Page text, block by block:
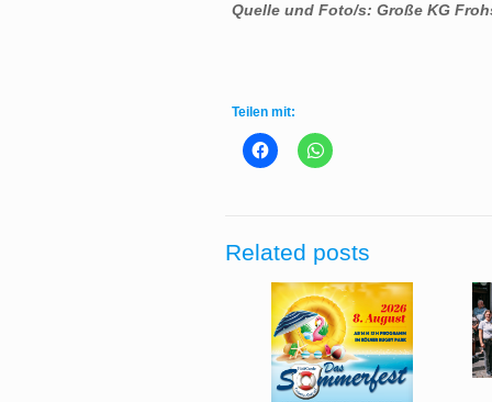
Quelle und Foto/s: Große KG
Teilen mit:
Related posts